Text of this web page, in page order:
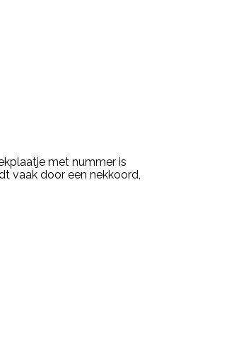
met nummer is
vaak door een nekkoord,